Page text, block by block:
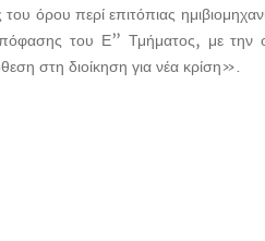
όρου περί επιτόπιας
του Ε” Τμήματος, με
στη διοίκηση για νέα κρίση».